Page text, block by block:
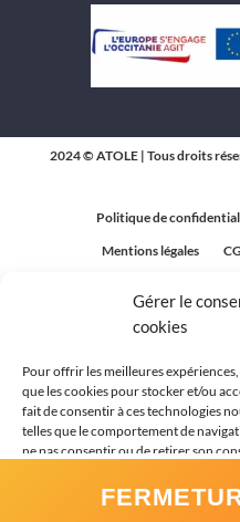
Gérer le
cookies
Pour offrir les meilleures
que les cookies pour stocker et/ou
fait de consentir à ces technologies
telles que le comportement de
ne pas consentir ou de retirer son
2024 © ATOLE | Tous droits
Politique de
Mentions légales